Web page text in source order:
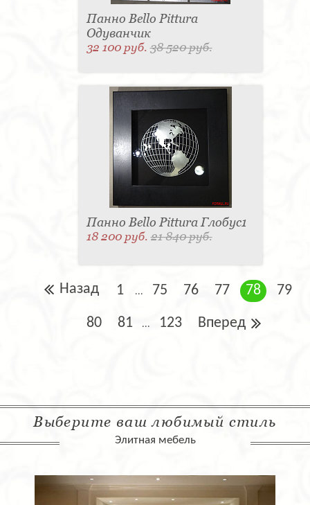
Панно Bello Pittura
Одуванчик
32 100 руб.38 520 руб.
Панно Bello Pittura Глобус1
18 200 руб.21 840 руб.
Назад 1 ... 75 76 77 78 79
80 81 ... 123 Вперед
Выберите ваш любимый стиль
Элитная мебель